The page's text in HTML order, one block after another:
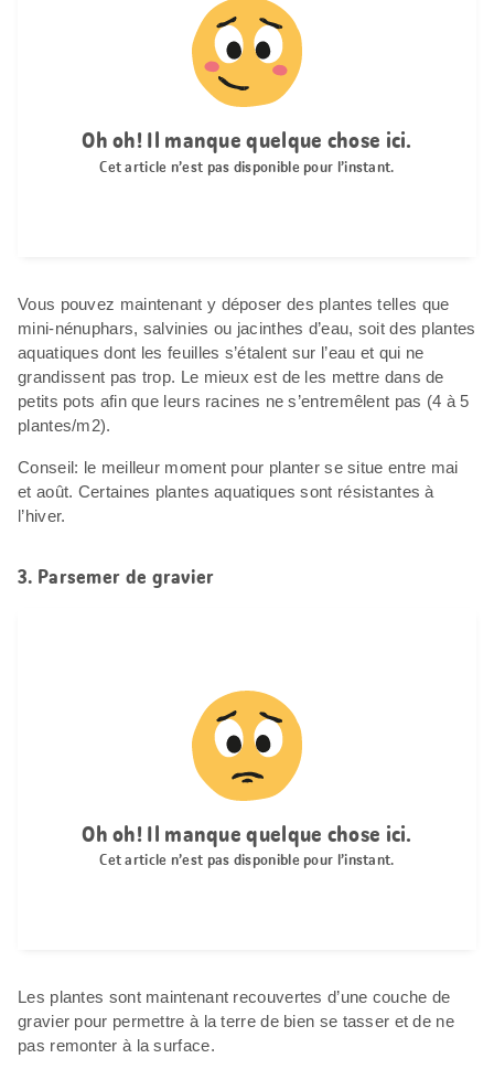
Vous pouvez maintenant y déposer des plantes telles que
mini-nénuphars, salvinies ou jacinthes d’eau, soit des plantes
aquatiques dont les feuilles s’étalent sur l’eau et qui ne
grandissent pas trop. Le mieux est de les mettre dans de
petits pots afin que leurs racines ne s’entremêlent pas (4 à 5
plantes/m2).
Conseil: le meilleur moment pour planter se situe entre mai
et août. Certaines plantes aquatiques sont résistantes à
l’hiver.
3. Parsemer de gravier
Les plantes sont maintenant recouvertes d’une couche de
gravier pour permettre à la terre de bien se tasser et de ne
pas remonter à la surface.